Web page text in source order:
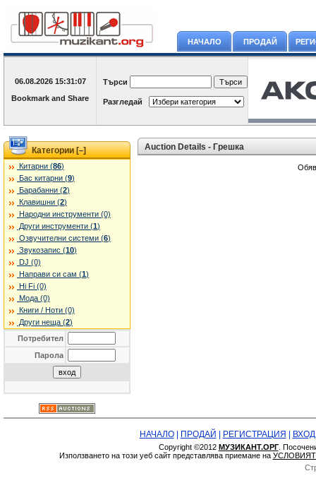
НАЧАЛО ПРОДАЙ
06.08.2026 15:31:07 Търси
Разгледай
Категории [–]
Китарни (86)
Бас китарни (9)
Барабанни (2)
Клавишни (2)
Народни инструменти (0)
Други инструменти (1)
Озвучителни системи (6)
Звукозапис (10)
DJ (0)
Направи си сам (1)
Hi Fi (0)
Мода (0)
Книги / Ноти (0)
Други неща (2)
Потребител
Парола
Auction Details - Грешка
НАЧАЛО| ПРОДАЙ РЕГИСТРАЦИЯ ВХОД
Copyright ©2012 МУЗИКАНТ.ОРГ.
Използването на този уеб сайт представлява приемане на